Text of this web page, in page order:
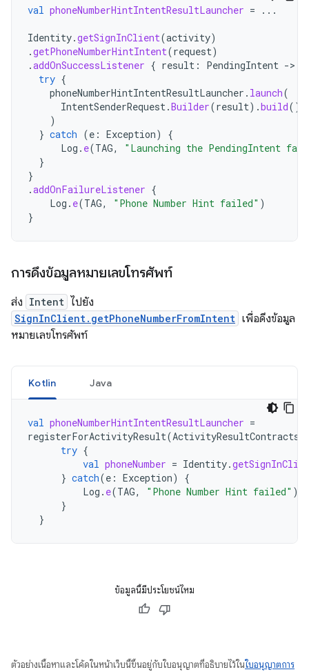
val phoneNumberHintIntentResultLauncher = ...
Identity.getSignInClient(activity)
.getPhoneNumberHintIntent(request)
.addOnSuccessListener { result : PendingIntent ->
try {
phoneNumberHintIntentResultLauncher . launch(
IntentSenderRequest.Builder(result).build()
)
} catch (e : Exception)
{
Log . e(TAG,
"Launching the PendingIntent
}
}
.addOnFailureListener {
Log . e(TAG, "Phone Number Hint failed" )
}
การดึงข้อมูลหมายเลขโทรศัพท์
ส่ง Intent ไปยัง
SignInClient.getPhoneNumberFromIntent เพื่อดึงข้อมูล
หมายเลขโทรศัพท์
Kotlin Java
val phoneNumberHintIntentResultLauncher =
registerForActivityResult(ActivityResultContracts
try {
val phoneNumber = Identity.
} catch(e : Exception)
{
Log . e(TAG, "Phone Number Hint failed" )
}
}
ข้อมูลนี้มีประโยชน์ไหม
ตัวอย่างเนื้อหาและโค้ดในหน้าเว็บนี้ขึ้นอยู่กับใบอนุญาตที่อธิบายไว้ในใบอนุญาตการ